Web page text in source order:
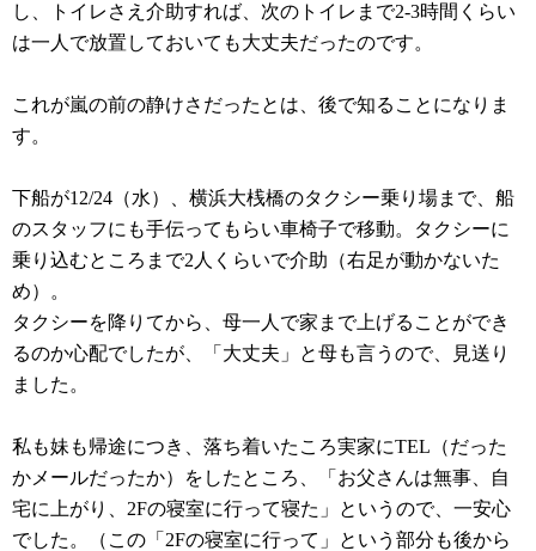
し、トイレさえ介助すれば、次のトイレまで2-3時間くらい
は一人で放置しておいても大丈夫だったのです。
これが嵐の前の静けさだったとは、後で知ることになりま
す。
下船が12/24（水）、横浜大桟橋のタクシー乗り場まで、船
のスタッフにも手伝ってもらい車椅子で移動。タクシーに
乗り込むところまで2人くらいで介助（右足が動かないた
め）。
タクシーを降りてから、母一人で家まで上げることができ
るのか心配でしたが、「大丈夫」と母も言うので、見送り
ました。
私も妹も帰途につき、落ち着いたころ実家にTEL（だった
かメールだったか）をしたところ、「お父さんは無事、自
宅に上がり、2Fの寝室に行って寝た」というので、一安心
でした。（この「2Fの寝室に行って」という部分も後から